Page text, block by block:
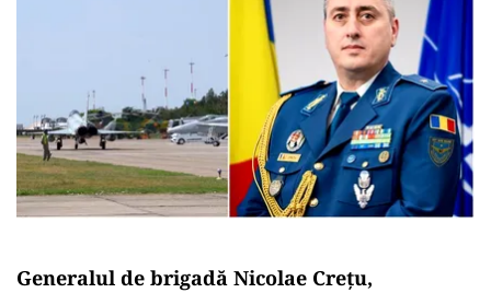
Generalul de brigadă Nicolae Crețu,